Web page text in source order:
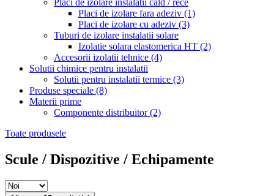
Placi de izolare instalatii cald / rece
Placi de izolare fara adeziv (1)
Placi de izolare cu adeziv (3)
Tuburi de izolare instalatii solare
Izolatie solara elastomerica HT (2)
Accesorii izolatii tehnice (4)
Solutii chimice pentru instalatii
Solutii pentru instalatii termice (3)
Produse speciale (8)
Materii prime
Componente distribuitor(2)
Toate produsele
Scule / Dispozitive / Echipamente